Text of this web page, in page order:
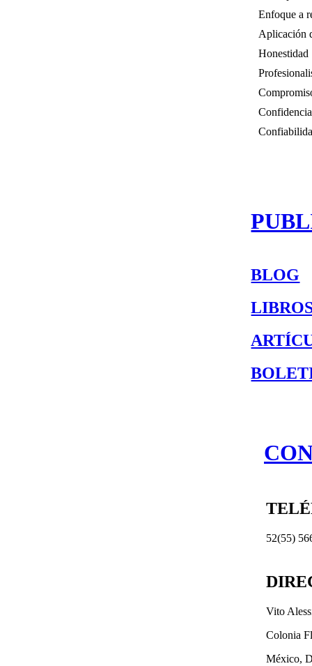
Enfoque a
Aplicación
Honestidad
BLOG
52(55)
Vito
Colonia
México,